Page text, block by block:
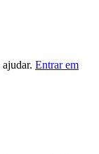
Entrar em